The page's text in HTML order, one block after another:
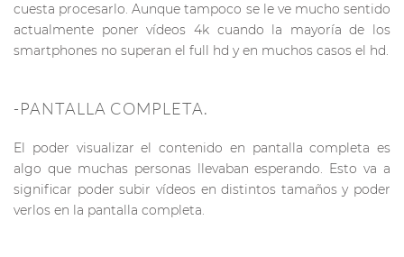
cuesta procesarlo. Aunque tampoco se le ve mucho sentido
actualmente poner vídeos 4k cuando la mayoría de los
smartphones no superan el full hd y en muchos casos el hd.
-PANTALLA COMPLETA.
El poder visualizar el contenido en pantalla completa es
algo que muchas personas llevaban esperando. Esto va a
significar poder subir vídeos en distintos tamaños y poder
verlos en la pantalla completa.